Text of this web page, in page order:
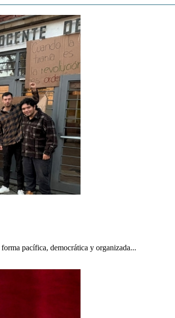
pacífica, democrática y organizada...